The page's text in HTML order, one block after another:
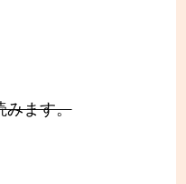
みます。